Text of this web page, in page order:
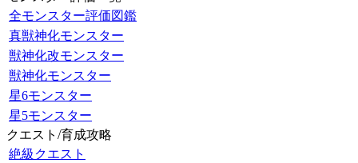
全モンスター評価図鑑
真獣神化モンスター
獣神化改モンスター
獣神化モンスター
星6モンスター
星5モンスター
クエスト/育成攻略
絶級クエスト